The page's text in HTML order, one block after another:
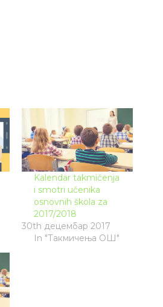
Kalendar takmičenja
i smotri učenika
osnovnih škola za
2017/2018
30th децембар 2017
In "Такмичења ОШ"